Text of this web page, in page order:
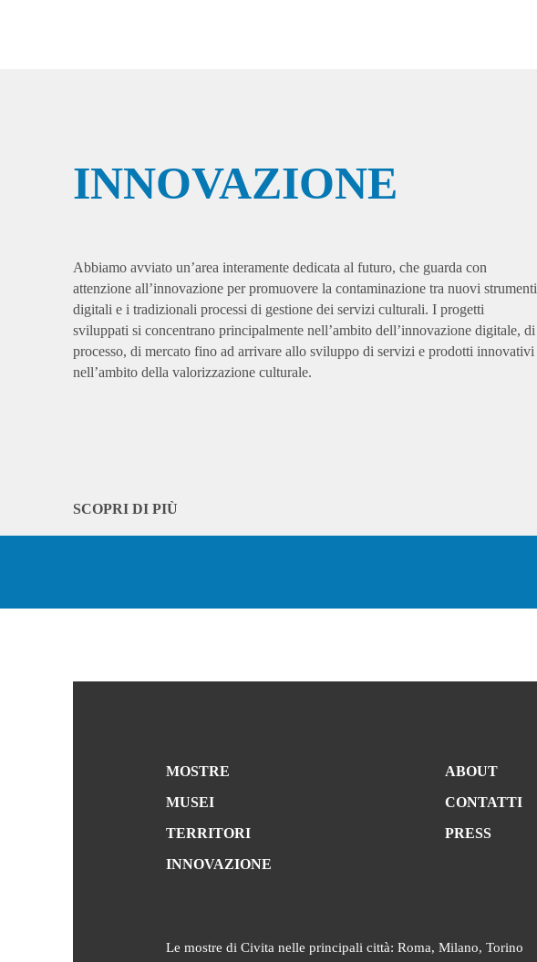
INNOVAZIONE
Abbiamo avviato un’area interamente dedicata al futuro, che guarda con
attenzione all’innovazione per promuovere la contaminazione tra nuovi strumenti
digitali e i tradizionali processi di gestione dei servizi culturali. I progetti
sviluppati si concentrano principalmente nell’ambito dell’innovazione digitale, di
processo, di mercato fino ad arrivare allo sviluppo di servizi e prodotti innovativi
nell’ambito della valorizzazione culturale.
SCOPRI DI PIÙ
MOSTRE
MUSEI
TERRITORI
INNOVAZIONE
ABOUT
CONTATTI
PRESS
Le mostre di Civita nelle principali città: Roma, Milano, Torino